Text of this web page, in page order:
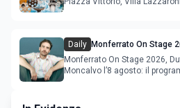
Daily Monferrato On Stage
Monferrato On Stage 2026,
Moncalvo l’8 agosto: il